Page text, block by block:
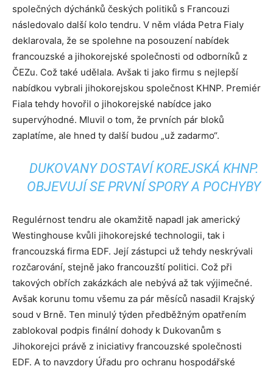
společných dýchánků českých politiků s Francouzi
následovalo další kolo tendru. V něm vláda Petra Fialy
deklarovala, že se spolehne na posouzení nabídek
francouzské a jihokorejské společnosti od odborníků z
ČEZu. Což také udělala. Avšak ti jako firmu s nejlepší
nabídkou vybrali jihokorejskou společnost KHNP. Premiér
Fiala tehdy hovořil o jihokorejské nabídce jako
supervýhodné. Mluvil o tom, že prvních pár bloků
zaplatíme, ale hned ty další budou „už zadarmo“.
DUKOVANY DOSTAVÍ KOREJSKÁ KHNP.
OBJEVUJÍ SE PRVNÍ SPORY A POCHYBY
Regulérnost tendru ale okamžitě napadl jak americký
Westinghouse kvůli jihokorejské technologii, tak i
francouzská firma EDF. Její zástupci už tehdy neskrývali
rozčarování, stejně jako francouzští politici. Což při
takových obřích zakázkách ale nebývá až tak výjimečné.
Avšak korunu tomu všemu za pár měsíců nasadil Krajský
soud v Brně. Ten minulý týden předběžným opatřením
zablokoval podpis finální dohody k Dukovanům s
Jihokorejci právě z iniciativy francouzské společnosti
EDF. A to navzdory Úřadu pro ochranu hospodářské